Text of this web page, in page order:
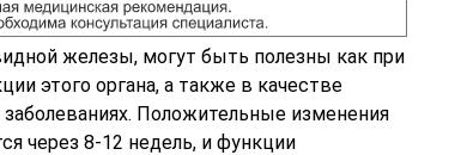
железы, могут быть полезны как при
этого органа, а также в качестве
Положительные изменения
через 8-12 недель, и функции